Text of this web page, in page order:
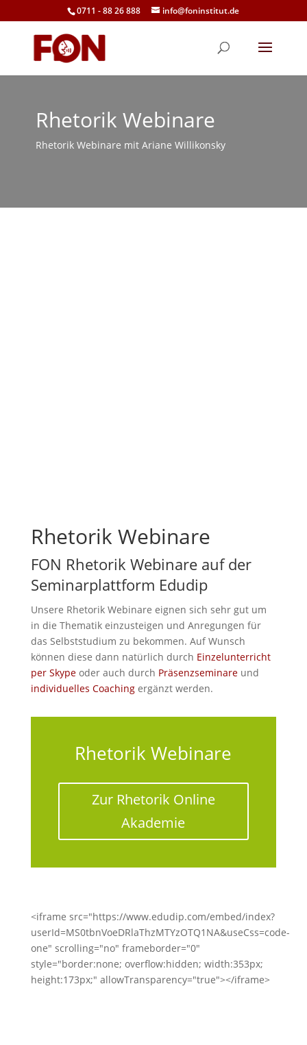
0711 - 88 26 888 info@foninstitut.de
Rhetorik Webinare
Rhetorik Webinare mit Ariane Willikonsky
Rhetorik Webinare
FON Rhetorik Webinare auf der
Seminarplattform Edudip
Unsere Rhetorik Webinare eignen sich sehr gut um
in die Thematik einzusteigen und Anregungen für
das Selbststudium zu bekommen. Auf Wunsch
können diese dann natürlich durch Einzelunterricht
per Skypeoder auch durch Präsenzseminareund
individuelles Coachingergänzt werden.
Rhetorik Webinare
Zur Rhetorik Online
Akademie
<iframe src="https://www.edudip.com/embed/index?
userId=MS0tbnVoeDRlaThzMTYzOTQ1NA&useCss=code-
one" scrolling="no" frameborder="0"
style="border:none; overflow:hidden; width:353px;
height:173px;" allowTransparency="true"></iframe>